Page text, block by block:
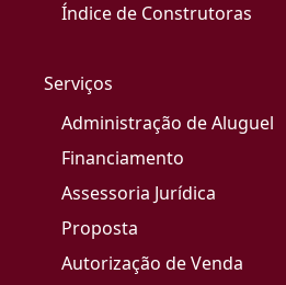
Índice de Construtoras
Serviços
Administração de Aluguel
Financiamento
Assessoria Jurídica
Proposta
Autorização de Venda